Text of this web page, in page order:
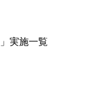
実施一覧